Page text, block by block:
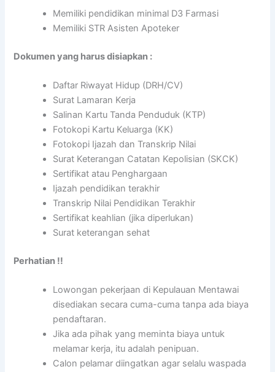
Memiliki pendidikan minimal D3 Farmasi
Memiliki STR Asisten Apoteker
Dokumen yang harus disiapkan :
Daftar Riwayat Hidup (DRH/CV)
Surat Lamaran Kerja
Salinan Kartu Tanda Penduduk (KTP)
Fotokopi Kartu Keluarga (KK)
Fotokopi Ijazah dan Transkrip Nilai
Surat Keterangan Catatan Kepolisian (SKCK)
Sertifikat atau Penghargaan
Ijazah pendidikan terakhir
Transkrip Nilai Pendidikan Terakhir
Sertifikat keahlian (jika diperlukan)
Surat keterangan sehat
Perhatian !!
Lowongan pekerjaan di Kepulauan Mentawai
disediakan secara cuma-cuma tanpa ada biaya
pendaftaran.
Jika ada pihak yang meminta biaya untuk
melamar kerja, itu adalah penipuan.
Calon pelamar diingatkan agar selalu waspada